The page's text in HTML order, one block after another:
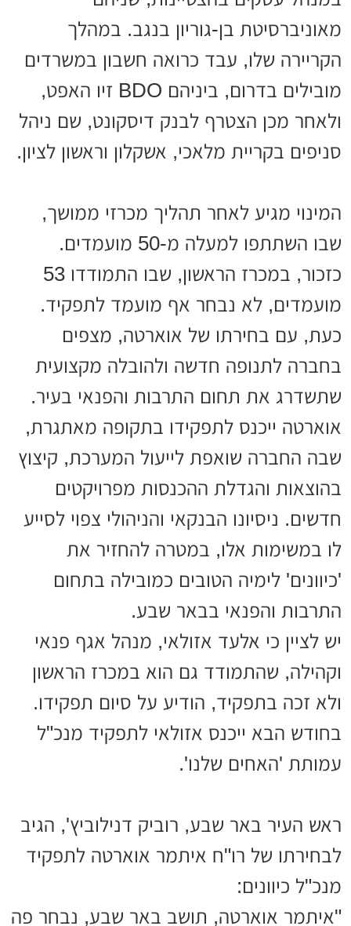
מאוניברסיטת בן-גוריון בנגב. במהלך
הקריירה שלו, עבד כרואה חשבון במשרדים
מובילים בדרום, ביניהם BDO זיו האפט,
ולאחר מכן הצטרף לבנק דיסקונט, שם ניהל
סניפים בקריית מלאכי, אשקלון וראשון לציון.
המינוי מגיע לאחר תהליך מכרזי ממושך,
שבו השתתפו למעלה מ-50 מועמדים.
כזכור, במכרז הראשון, שבו התמודדו 53
מועמדים, לא נבחר אף מועמד לתפקיד.
כעת, עם בחירתו של אוארטה, מצפים
בחברה לתנופה חדשה ולהובלה מקצועית
שתשדרג את תחום התרבות והפנאי בעיר.
אוארטה ייכנס לתפקידו בתקופה מאתגרת,
שבה החברה שואפת לייעול המערכת, קיצוץ
בהוצאות והגדלת ההכנסות מפרויקטים
חדשים. ניסיונו הבנקאי והניהולי צפוי לסייע
לו במשימות אלו, במטרה להחזיר את
'כיוונים' לימיה הטובים כמובילה בתחום
התרבות והפנאי בבאר שבע.
יש לציין כי אלעד אזולאי, מנהל אגף פנאי
וקהילה, שהתמודד גם הוא במכרז הראשון
ולא זכה בתפקיד, הודיע על סיום תפקידו.
בחודש הבא ייכנס אזולאי לתפקיד מנכ"ל
עמותת 'האחים שלנו'.
ראש העיר באר שבע, רוביק דנילוביץ', הגיב
לבחירתו של רו"ח איתמר אוארטה לתפקיד
מנכ"ל כיוונים:
"איתמר אוארטה, תושב באר שבע, נבחר פה